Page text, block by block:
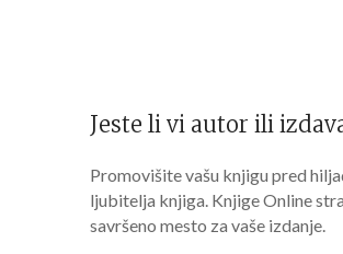
Jeste li vi autor ili
Promovišite vašu knjigu pred
ljubitelja knjiga. Knjige Online
savršeno mesto za vaše izdanje.